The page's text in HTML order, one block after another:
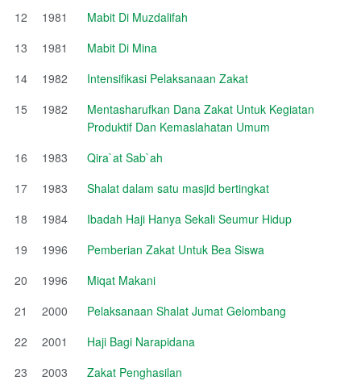
12
1981
Mabit Di Muzdalifah
13
1981
Mabit Di Mina
14
1982
Intensifikasi Pelaksanaan Zakat
15
1982
Mentasharufkan Dana Zakat Untuk Kegiatan
Produktif Dan Kemaslahatan Umum
16
1983
Qira`at Sab`ah
17
1983
Shalat dalam satu masjid bertingkat
18
1984
Ibadah Haji Hanya Sekali Seumur Hidup
19
1996
Pemberian Zakat Untuk Bea Siswa
20
1996
Miqat Makani
21
2000
Pelaksanaan Shalat Jumat Gelombang
22
2001
Haji Bagi Narapidana
23
2003
Zakat Penghasilan